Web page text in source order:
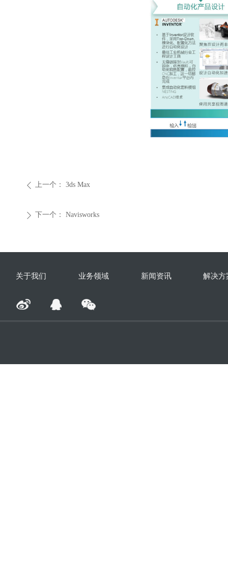
ꄴ 上一个： 3ds Max
ꄲ 下一个： Navisworks
关于我们 业务领域 新闻资讯 解决方